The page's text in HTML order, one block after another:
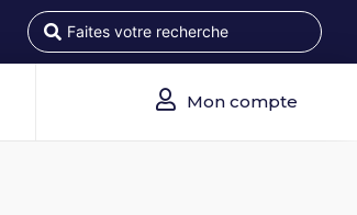
Mon compte